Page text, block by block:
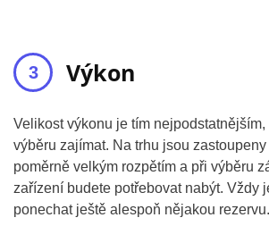
Výkon
Velikost výkonu je tím
výběru zajímat. Na trhu jsou
poměrně velkým rozpětím a při výběru
zařízení budete potřebovat nabýt. Vždy
ponechat ještě alespoň nějakou rezervu.